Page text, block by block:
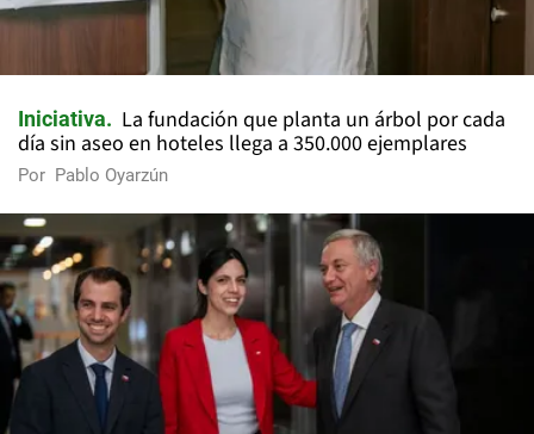
Iniciativa
La fundación que planta un árbol por cada
día sin aseo en hoteles llega a 350.000 ejemplares
Por Pablo Oyarzún